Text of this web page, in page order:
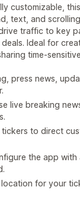
customizable,
text, and
traffic to key
Ideal for
time-
press news,
live breaking
tickers to direct
the app
for your